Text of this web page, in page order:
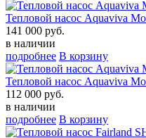
Тепловой насос Aquaviva
141 000 руб.
в наличии
подробнее В корзину
Тепловой насос Aquaviva
112 000 руб.
в наличии
подробнее В корзину